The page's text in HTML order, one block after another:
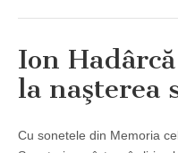
Ion
la naşterea
Cu sonetele din Memoria